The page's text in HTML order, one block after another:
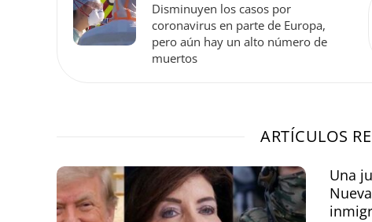
Disminuyen los casos por
coronavirus en parte de Europa,
pero aún hay un alto número de
muertos
ARTÍCULOS
Una